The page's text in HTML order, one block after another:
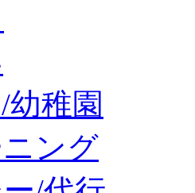
稚園
ング